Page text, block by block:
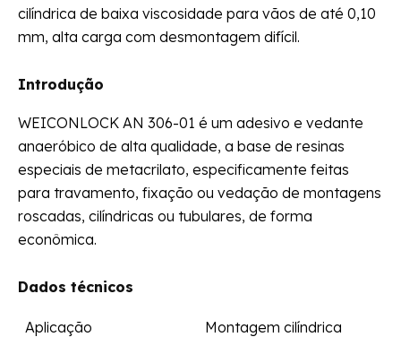
cilíndrica de baixa viscosidade para vãos de até 0,10
mm, alta carga com desmontagem difícil.
Introdução
WEICONLOCK AN 306-01 é um adesivo e vedante
anaeróbico de alta qualidade, a base de resinas
especiais de metacrilato, especificamente feitas
para travamento, fixação ou vedação de montagens
roscadas, cilíndricas ou tubulares, de forma
econômica.
Dados técnicos
Aplicação Montagem cilíndrica